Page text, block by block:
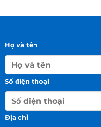
Họ và tên
Số điện thoại
Địa chỉ